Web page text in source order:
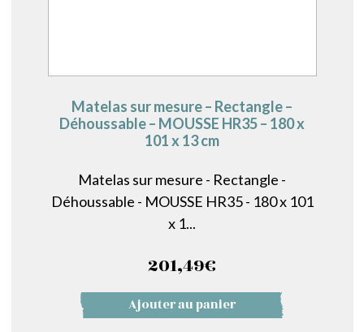
Matelas sur mesure – Rectangle –
Déhoussable – MOUSSE HR35 – 180 x
101 x 13 cm
Matelas sur mesure - Rectangle -
Déhoussable - MOUSSE HR35 - 180 x 101
x 1...
201,49€
Ajouter au panier